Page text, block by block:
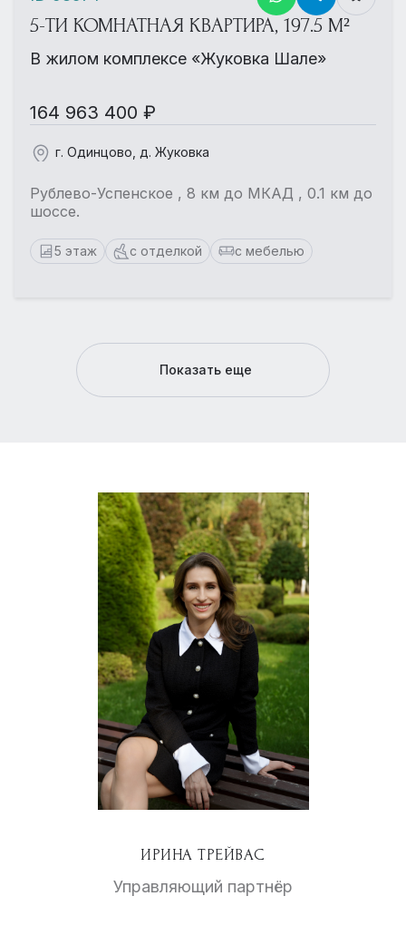
5-ТИ КОМНАТНАЯ КВАРТИРА, 197.5 М²
В жилом комплексе «Жуковка Шале»
164 963 400 ₽
г. Одинцово, д. Жуковка
Рублево-Успенское , 8 км до МКАД , 0.1 км до
шоссе.
5 этаж с отделкой с мебелью
Показать еще
ИРИНА ТРЕЙВАС
Управляющий партнёр